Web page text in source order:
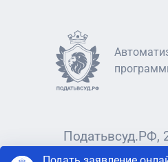
Податьвсуд.РФ,